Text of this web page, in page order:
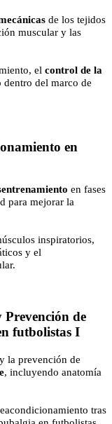
de los tejidos
muscular y las
el control de la
del marco de
en
en fases
para mejorar la
inspiratorios,
y el
de
futbolistas I
la prevención de
, incluyendo anatomía
tras